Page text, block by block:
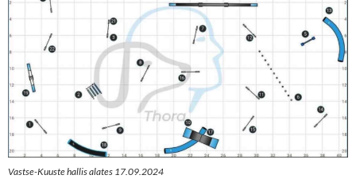
Vastse-Kuuste hallis alates 17.09.2024